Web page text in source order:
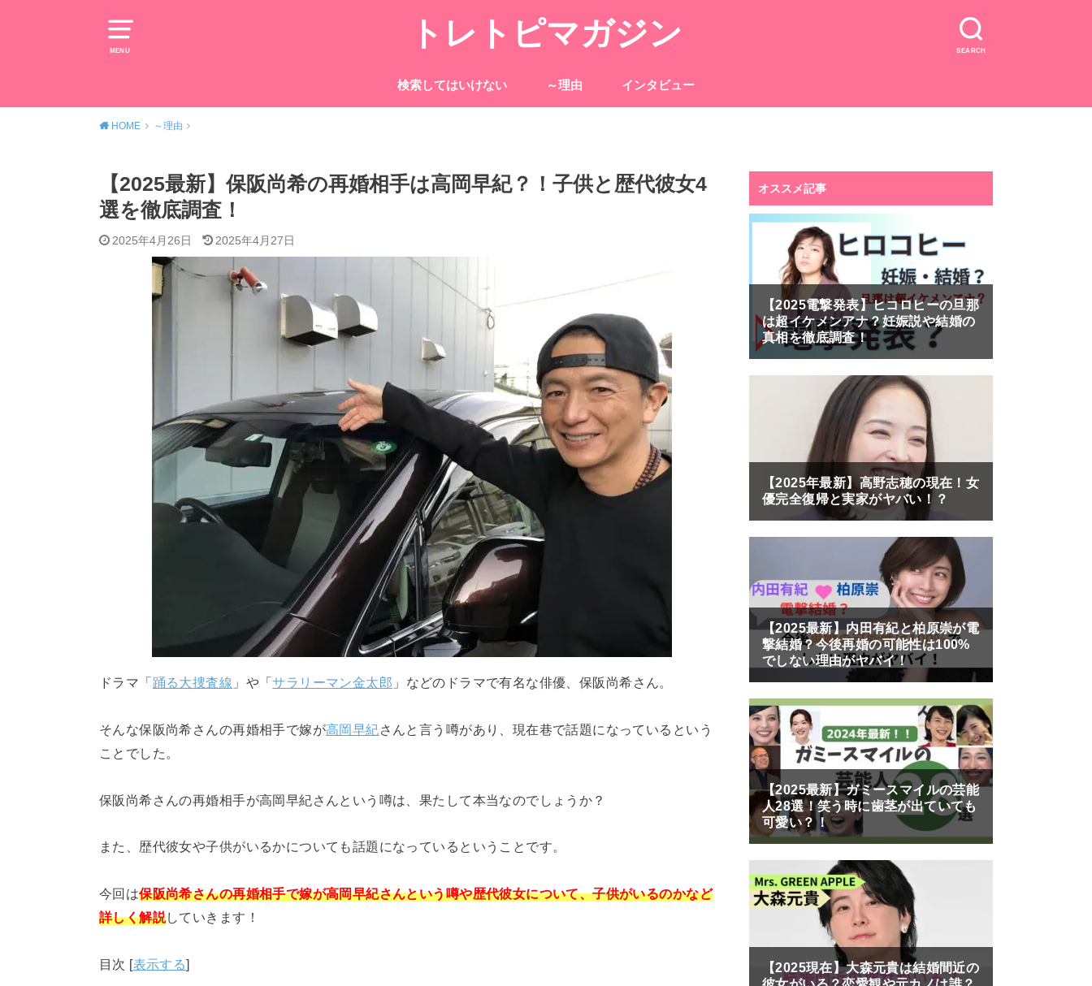
MENU SEARCH
トレトピマガジン
検索してはいけない ～理由 インタビュー
HOME ～理由
【2025最新】保阪尚希の再婚相手は高岡早紀？！子供と歴代彼女4
選を徹底調査！
2025年4月26日 2025年4月27日
ドラマ「踊る大捜査線 」や「サラリーマン金太郎 」などのドラマで有名な俳優、保阪尚希さん。
そんな保阪尚希さんの再婚相手で嫁が高岡早紀さんと言う噂があり、現在巷で話題になっているという
ことでした。
保阪尚希さんの再婚相手が高岡早紀さんという噂は、果たして本当なのでしょうか？
また、歴代彼女や子供がいるかについても話題になっているということです。
今回は保阪尚希さんの再婚相手で嫁が高岡早紀さんという噂や歴代彼女について、子供がいるのかなど
詳しく解説していきます！
目次 [表示する]
オススメ記事
【2025電撃発表】ヒコロヒーの旦那
は超イケメンアナ？妊娠説や結婚の
真相を徹底調査！
【2025年最新】高野志穂の現在！女
優完全復帰と実家がヤバい！？
【2025最新】内田有紀と柏原崇が電
撃結婚？今後再婚の可能性は100%
でしない理由がヤバイ！
【2025最新】ガミースマイルの芸能
人28選！笑う時に歯茎が出ていても
可愛い？！
【2025現在】大森元貴は結婚間近の